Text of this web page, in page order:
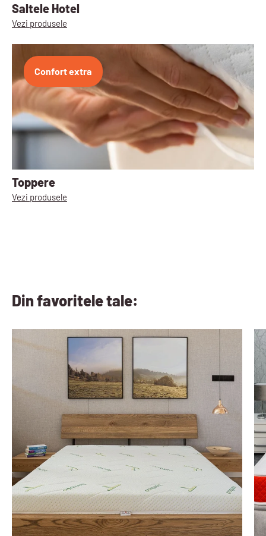
Saltele Hotel
Vezi produsele
Confort extra
Toppere
Vezi produsele
Din favoritele tale: